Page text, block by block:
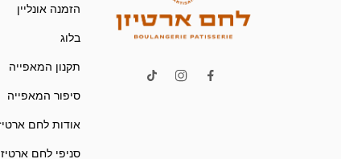
הזמנה אונליין
בלוג
תקנון המאפייה
סיפור המאפייה
אודות לחם
סניפי לחם